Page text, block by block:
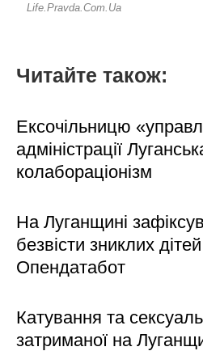
Читайте також:
Ексочільницю
адміністрації
колабораціонізм
На Луганщині
безвісти зниклих
Опендатабот
Катування та
затриманої на